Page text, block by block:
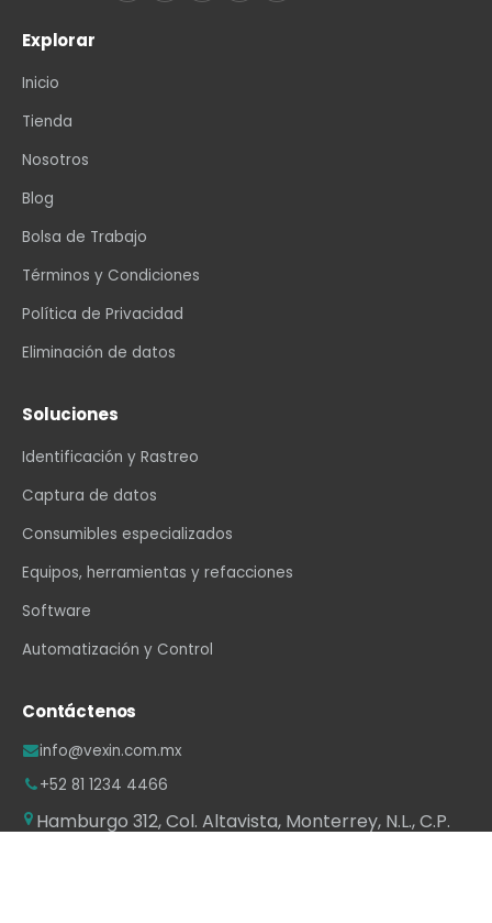
Explorar
Inicio
Tienda
Nosotros
Blog
Bolsa de Trabajo
Términos y Condiciones
Política de Privacidad
Eliminación de datos
Soluciones
Identificación y Rastreo
Captura de datos
Consumibles especializados
Equipos, herramientas y refacciones
Software
Automatización y Control
Contáctenos
info@vexin.com.mx
+52 81 1234 4466
Hamburgo 312, Col. Altavista, Monterrey, N.L., C.P.